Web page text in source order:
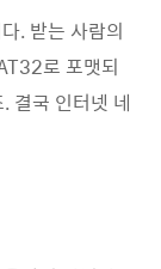
. 받는 사람의
로 포맷되
결국 인터넷 네